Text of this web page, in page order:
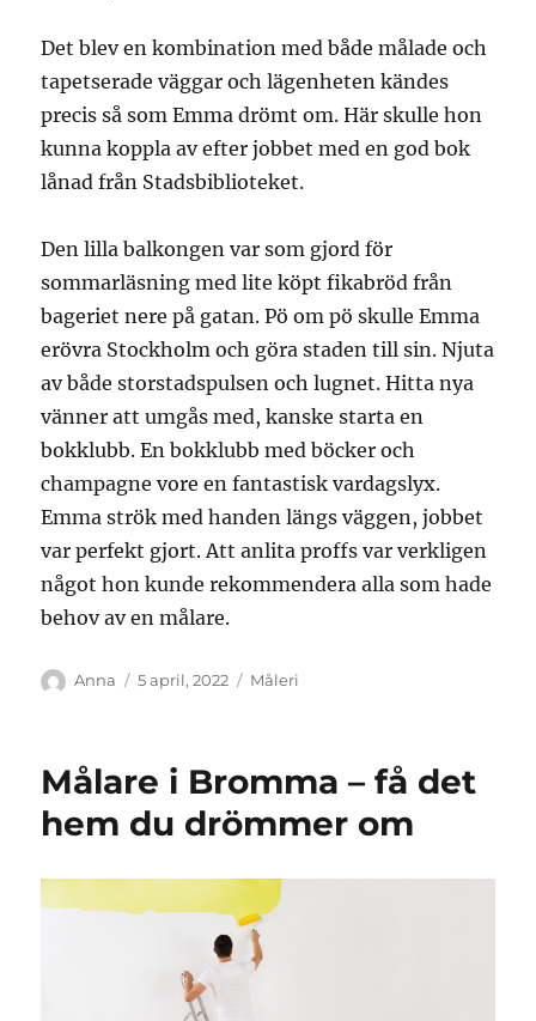
Det blev en kombination med både målade och
tapetserade väggar och lägenheten kändes
precis så som Emma drömt om. Här skulle hon
kunna koppla av efter jobbet med en god bok
lånad från Stadsbiblioteket.
Den lilla balkongen var som gjord för
sommarläsning med lite köpt fikabröd från
bageriet nere på gatan. Pö om pö skulle Emma
erövra Stockholm och göra staden till sin. Njuta
av både storstadspulsen och lugnet. Hitta nya
vänner att umgås med, kanske starta en
bokklubb. En bokklubb med böcker och
champagne vore en fantastisk vardagslyx.
Emma strök med handen längs väggen, jobbet
var perfekt gjort. Att anlita proffs var verkligen
något hon kunde rekommendera alla som hade
behov av en målare.
Författare
Anna
Publicerat
5 april, 2022 Kategorier
Måleri
Målare i Bromma – få det
hem du drömmer om